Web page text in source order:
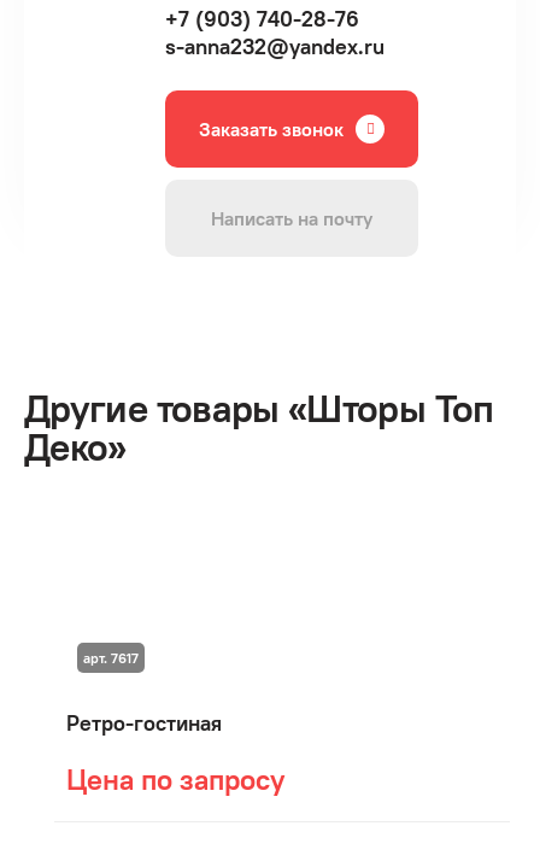
+7 (903) 740-28-76
s-anna232@yandex.ru
Заказать звонок
Написать на почту
Другие товары «Шторы Топ
Деко»
Ретро-гостиная
Цена по запросу
арт. 7617